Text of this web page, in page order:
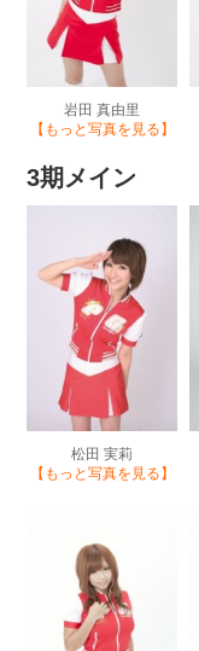
岩田 真由里
【もっと写真を見る】
3期メイン
松田 実莉
【もっと写真を見る】